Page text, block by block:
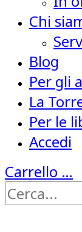
Chi
Blog
Per gli
La
Per le
Accedi
Carrello …